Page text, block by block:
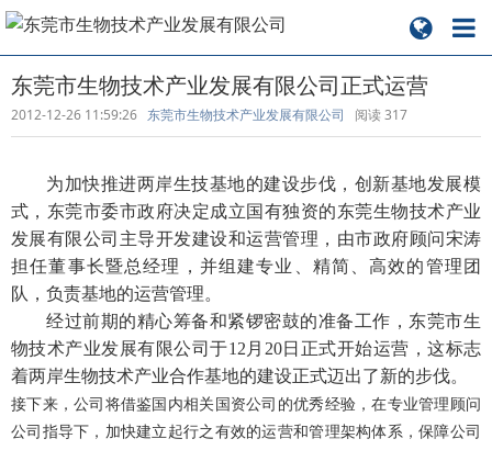
东莞市生物技术产业发展有限公司正式运营
2012-12-26 11:59:26 东莞市生物技术产业发展有限公司 阅读317
为加快推进两岸生技基地的建设步伐，创新基地发展模
式，东莞市委市政府决定成立国有独资的东莞生物技术产业
发展有限公司主导开发建设和运营管理，由市政府顾问宋涛
担任董事长暨总经理，并组建专业、精简、高效的管理团
队，负责基地的运营管理。
经过前期的精心筹备和紧锣密鼓的准备工作，东莞市生
物技术产业发展有限公司于12月20日正式开始运营，这标志
着两岸生物技术产业合作基地的建设正式迈出了新的步伐。
接下来，公司将借鉴国内相关国资公司的优秀经验，在专业管理顾问
公司指导下，加快建立起行之有效的运营和管理架构体系，保障公司